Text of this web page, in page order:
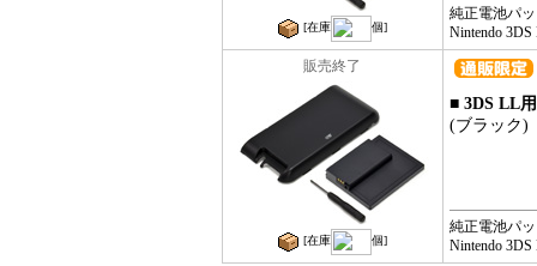
[在庫 個]
純正電池パ
Nintendo
販売終了
[在庫 個]
■ 3DS LL
(ブラック)
純正電池パ
Nintendo